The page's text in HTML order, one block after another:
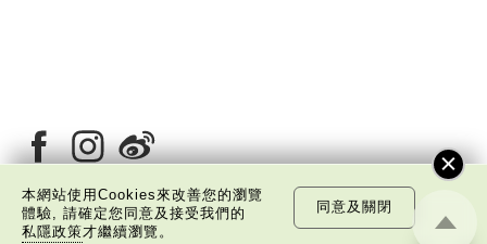
本網站使用Cookies來改善您的瀏覽
體驗, 請確定您同意及接受我們的
私隱政策才繼續瀏覽。
同意及關閉